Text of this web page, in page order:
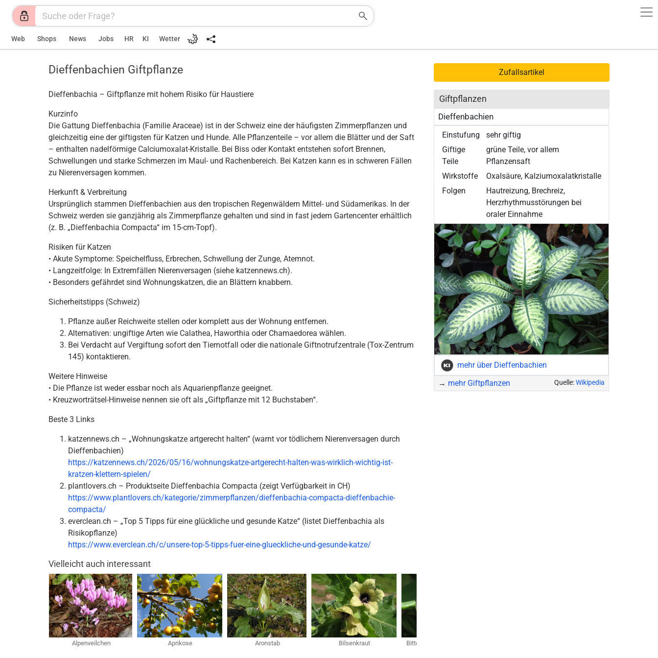
Web Shops News Jobs HR KI Wetter
Dieffenbachien Giftpflanze
Dieffenbachia – Giftpflanze mit hohem Risiko für Haustiere
Kurzinfo
Die Gattung Dieffenbachia (Familie Araceae) ist in der Schweiz eine der häufigsten Zimmerpflanzen und
gleichzeitig eine der giftigsten für Katzen und Hunde. Alle Pflanzenteile – vor allem die Blätter und der Saft
– enthalten nadelförmige Calciumoxalat-Kristalle. Bei Biss oder Kontakt entstehen sofort Brennen,
Schwellungen und starke Schmerzen im Maul- und Rachenbereich. Bei Katzen kann es in schweren Fällen
zu Nierenversagen kommen.
Herkunft & Verbreitung
Ursprünglich stammen Dieffenbachien aus den tropischen Regenwäldern Mittel- und Südamerikas. In der
Schweiz werden sie ganzjährig als Zimmerpflanze gehalten und sind in fast jedem Gartencenter erhältlich
(z. B. „Dieffenbachia Compacta“ im 15-cm-Topf).
Risiken für Katzen
• Akute Symptome: Speichelfluss, Erbrechen, Schwellung der Zunge, Atemnot.
• Langzeitfolge: In Extremfällen Nierenversagen (siehe katzennews.ch).
• Besonders gefährdet sind Wohnungskatzen, die an Blättern knabbern.
Sicherheitstipps (Schweiz)
Pflanze außer Reichweite stellen oder komplett aus der Wohnung entfernen.
Alternativen: ungiftige Arten wie Calathea, Haworthia oder Chamaedorea wählen.
Bei Verdacht auf Vergiftung sofort den Tiernotfall oder die nationale Giftnotrufzentrale (Tox-Zentrum
145) kontaktieren.
Weitere Hinweise
• Die Pflanze ist weder essbar noch als Aquarienpflanze geeignet.
• Kreuzworträtsel-Hinweise nennen sie oft als „Giftpflanze mit 12 Buchstaben“.
Beste 3 Links
katzennews.ch – „Wohnungskatze artgerecht halten“ (warnt vor tödlichem Nierenversagen durch
Dieffenbachien)
https://katzennews.ch/2026/05/16/wohnungskatze-artgerecht-halten-was-wirklich-wichtig-ist-
kratzen-klettern-spielen/
plantlovers.ch – Produktseite Dieffenbachia Compacta (zeigt Verfügbarkeit in CH)
https://www.plantlovers.ch/kategorie/zimmerpflanzen/dieffenbachia-compacta-dieffenbachie-
compacta/
everclean.ch – „Top 5 Tipps für eine glückliche und gesunde Katze“ (listet Dieffenbachia als
Risikopflanze)
https://www.everclean.ch/c/unsere-top-5-tipps-fuer-eine-glueckliche-und-gesunde-katze/
Vielleicht auch interessant
Alpenveilchen Aprikose Aronstab Bilsenkraut Bittersüsser Nachtschatten
Zufallsartikel
Giftpflanzen
Dieffenbachien
Einstufung
sehr giftig
Giftige
Teile
grüne Teile, vor allem
Pflanzensaft
Wirkstoffe
Oxalsäure, Kalziumoxalatkristalle
Folgen
Hautreizung, Brechreiz,
Herzrhythmusstörungen bei
oraler Einnahme
mehr über Dieffenbachien
→ mehr Giftpflanzen Quelle:Wikipedia